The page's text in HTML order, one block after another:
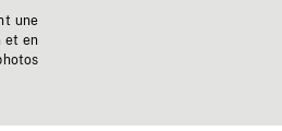
une
et en